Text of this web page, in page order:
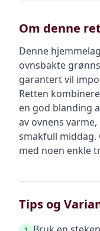
Om denne
Denne
ovnsbakte
garantert vil
Retten
en god blanding
av ovnens
smakfull
med noen enkle
Tips og